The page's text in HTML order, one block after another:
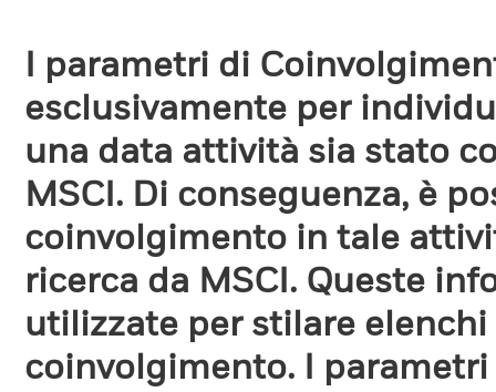
I parametri di
esclusivamente per
una data attività sia stato
MSCI. Di conseguenza, è
coinvolgimento in tale
ricerca da MSCI. Queste
utilizzate per stilare
coinvolgimento. I